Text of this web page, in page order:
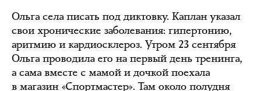
Ольга села писать под диктовку. Каплан указал
свои хронические заболевания: гипертонию,
аритмию и кардиосклероз. Утром 23 сентября
Ольга проводила его на первый день тренинга,
а сама вместе с мамой и дочкой поехала
в магазин «Спортмастер». Там около полудня